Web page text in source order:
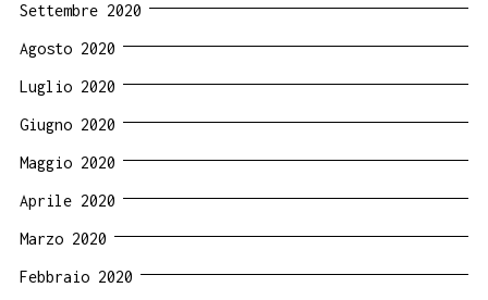
Settembre 2020
Agosto 2020
Luglio 2020
Giugno 2020
Maggio 2020
Aprile 2020
Marzo 2020
Febbraio 2020